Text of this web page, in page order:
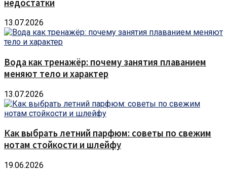
недостатки
13.07.2026
Вода как тренажёр: почему занятия плаванием
меняют тело и характер
13.07.2026
Как выбрать летний парфюм: советы по свежим
нотам стойкости и шлейфу
19.06.2026